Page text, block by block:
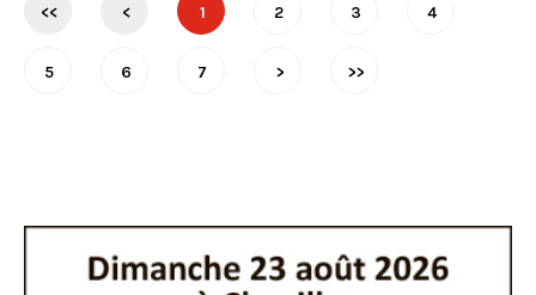
<< < 1 2 3 4
5 6 7 > >>